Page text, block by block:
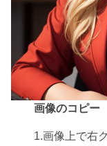
画像のコピー
1.画像上で右